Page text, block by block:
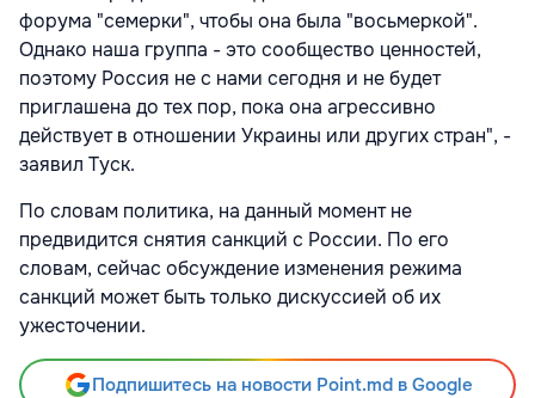
форума "семерки", чтобы она была "восьмеркой".
Однако наша группа - это сообщество ценностей,
поэтому Россия не с нами сегодня и не будет
приглашена до тех пор, пока она агрессивно
действует в отношении Украины или других стран", -
заявил Туск.
По словам политика, на данный момент не
предвидится снятия санкций с России. По его
словам, сейчас обсуждение изменения режима
санкций может быть только дискуссией об их
ужесточении.
Подпишитесь на новости Point.md в Google